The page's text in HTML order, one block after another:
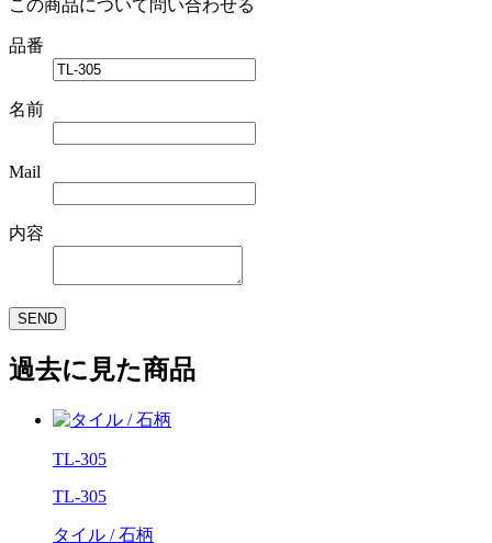
この商品について問い合わせる
品番
名前
Mail
内容
SEND
過去に見た商品
TL-305
TL-305
タイル / 石柄